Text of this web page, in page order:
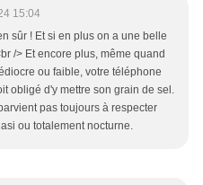
15:04
sûr ! Et si en plus on a une belle
/> Et encore plus, même quand
ou faible, votre téléphone
obligé d'y mettre son grain de sel.
pas toujours à respecter
ou totalement nocturne.